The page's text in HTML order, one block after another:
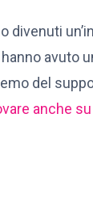
divenuti
avuto
del
anche